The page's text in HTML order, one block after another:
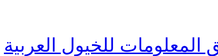
المعلومات للخيول العربية